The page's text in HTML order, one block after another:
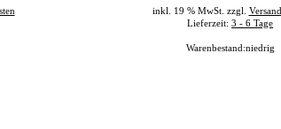
inkl. 19 % MwSt. zzgl.
Lieferzeit: 3 - 6 Tage
Warenbestand:niedrig